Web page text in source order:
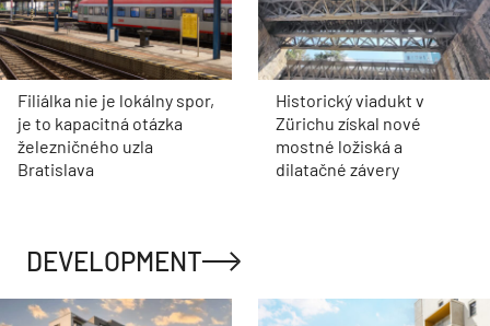
Filiálka nie je lokálny spor,
je to kapacitná otázka
železničného uzla
Bratislava
Historický viadukt v
Zürichu získal nové
mostné ložiská a
dilatačné závery
DEVELOPMENT